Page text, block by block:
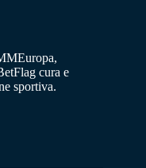
cura e
sportiva.